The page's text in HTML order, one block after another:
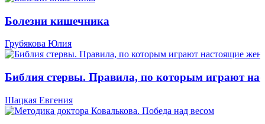
Болезни кишечника
Грубякова Юлия
Библия стервы. Правила, по которым играют
Шацкая Евгения